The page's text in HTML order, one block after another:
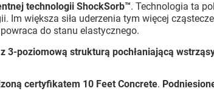
technologii ShockSorb™. Technologia ta
Im większa siła uderzenia tym więcej
do stanu elastycznego.
3-poziomową strukturą pochłaniającą
certyfikatem 10 Feet Concrete.